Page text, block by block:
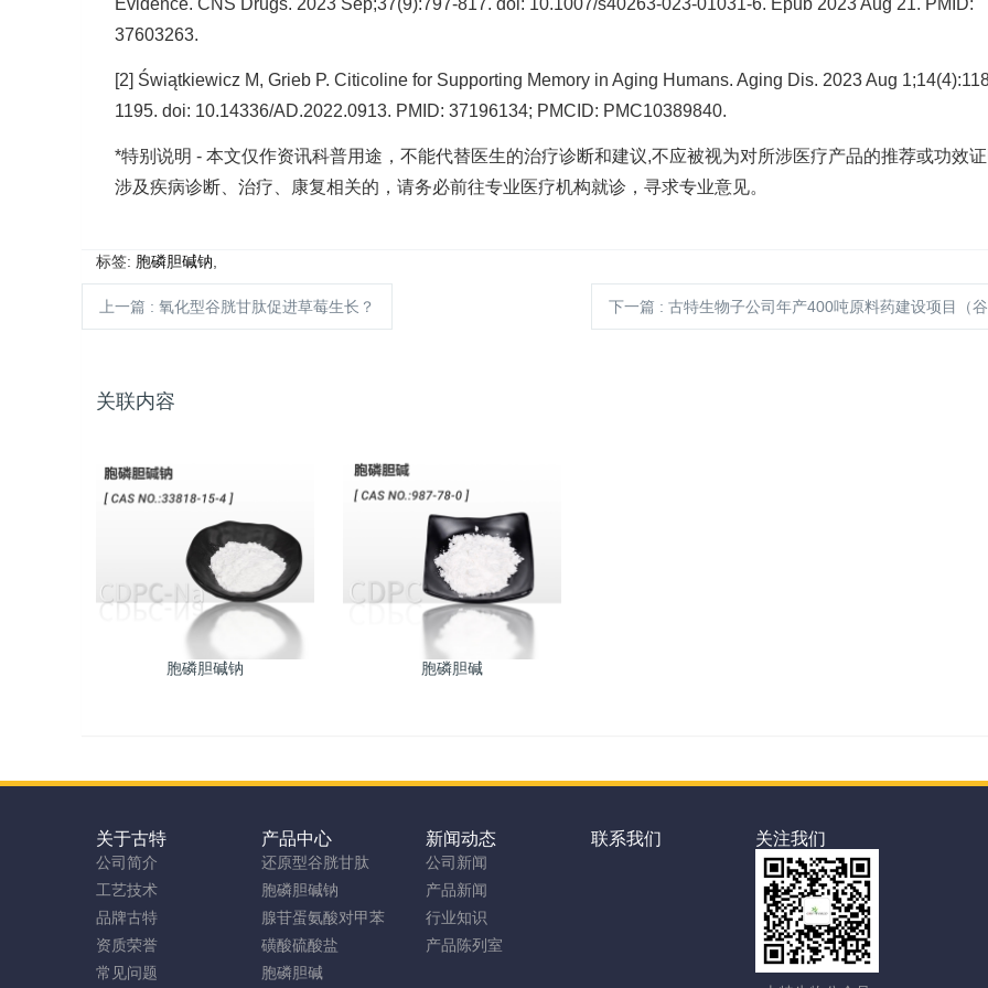
Evidence. CNS Drugs. 2023 Sep;37(9):797-817. doi: 10.1007/s40263-023-01031-6. Epub 2023 Aug 21. PMID:
37603263.
[2] Świątkiewicz M, Grieb P. Citicoline for Supporting Memory in Aging Humans. Aging Dis. 2023 Aug
1195. doi: 10.14336/AD.2022.0913. PMID: 37196134; PMCID: PMC10389840.
*特别说明 - 本文仅作资讯科普用途，不能代替医生的治疗诊断和建议,不应被视为对所涉医疗产品的推荐或功效证
涉及疾病诊断、治疗、康复相关的，请务必前往专业医疗机构就诊，寻求专业意见。
标签: 胞磷胆碱钠,
上一篇 : 氧化型谷胱甘肽促进草莓生长？ 下一篇 : 古特生物子公司年产400吨原料药建设项目（谷胱甘肽、NMN、
关联内容
胞磷胆碱钠 胞磷胆碱
关于古特
公司简介
工艺技术
品牌古特
资质荣誉
常见问题
产品中心
还原型谷胱甘肽
胞磷胆碱钠
腺苷蛋氨酸对甲苯
磺酸硫酸盐
胞磷胆碱
新闻动态
公司新闻
产品新闻
行业知识
产品陈列室
联系我们 关注我们